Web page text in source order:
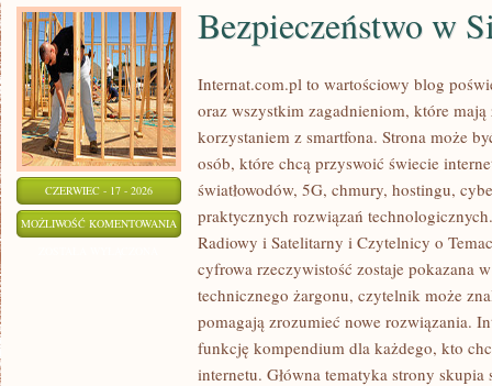
CZERWIEC - 17 - 2026
MOŻLIWOŚĆ KOMENTOWANIA BEZPIECZEŃSTWO
SIECI
Bezpieczeństwo w
Internat.com.pl to wartościowy blog
oraz wszystkim zagadnieniom, które
korzystaniem z smartfona. Strona może
osób, które chcą przyswoić świecie
światłowodów, 5G, chmury, hostingu,
praktycznych rozwiązań
Radiowy i Satelitarny i Czytelnicy o
cyfrowa rzeczywistość zostaje pokazana
technicznego żargonu, czytelnik może
pomagają zrozumieć nowe rozwiązania.
funkcję kompendium dla każdego, kto
internetu. Główna tematyka strony skupia